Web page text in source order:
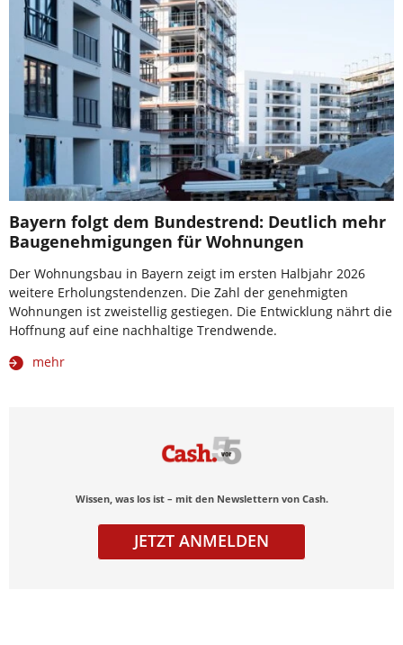
Bayern folgt dem Bundestrend: Deutlich mehr
Baugenehmigungen für Wohnungen
Der Wohnungsbau in Bayern zeigt im ersten Halbjahr 2026
weitere Erholungstendenzen. Die Zahl der genehmigten
Wohnungen ist zweistellig gestiegen. Die Entwicklung nährt die
Hoffnung auf eine nachhaltige Trendwende.
mehr
Wissen, was los ist – mit den Newslettern von Cash.
JETZT ANMELDEN